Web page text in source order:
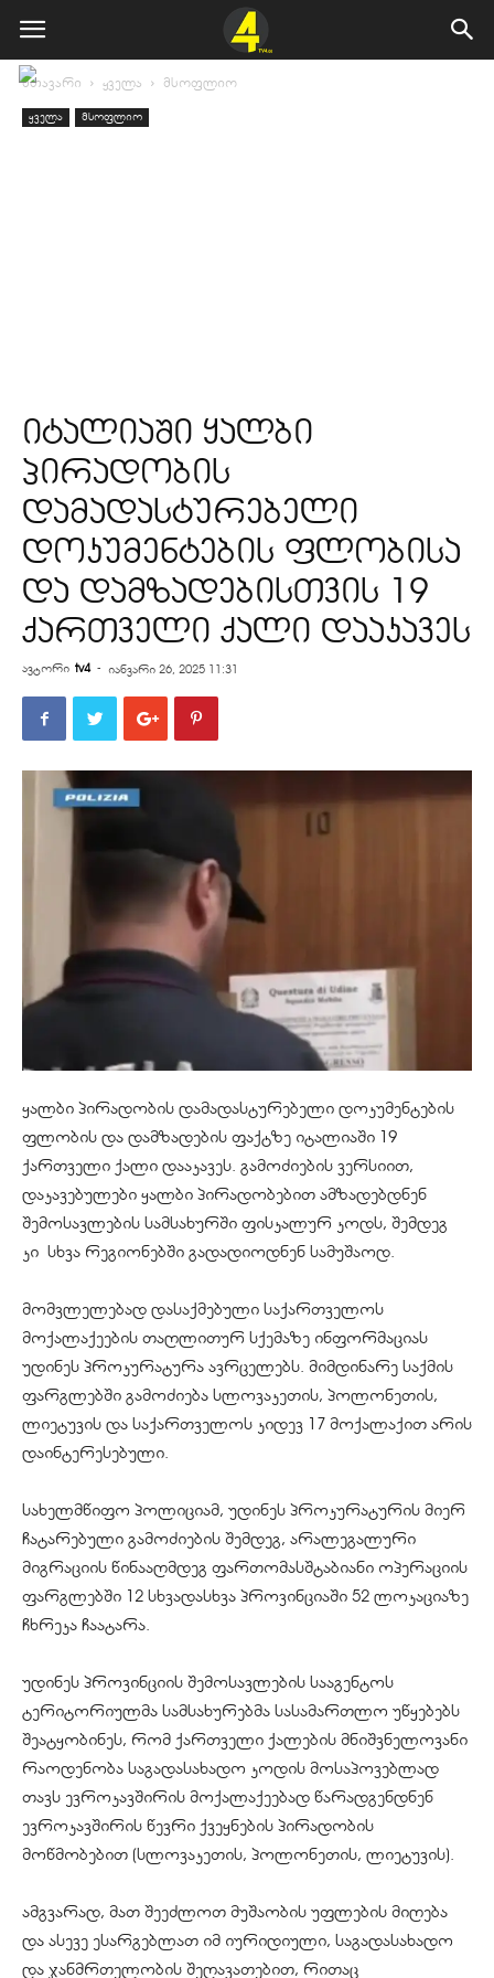
მთავარი ყველა მსოფლიო
ყველა მსოფლიო
იტალიაში ყალბი
პირადობის
დამადასტურებელი
დოკუმენტების ფლობისა
და დამზადებისთვის 19
ქართველი ქალი დააკავეს
ავტორი tv4 - იანვარი 26, 2025 11:31
ყალბი პირადობის დამადასტურებელი დოკუმენტების
ფლობის და დამზადების ფაქტზე იტალიაში 19
ქართველი ქალი დააკავეს. გამოძიების ვერსიით,
დაკავებულები ყალბი პირადობებით ამზადებდნენ
შემოსავლების სამსახურში ფისკალურ კოდს, შემდეგ
კი სხვა რეგიონებში გადადიოდნენ სამუშაოდ.
მომვლელებად დასაქმებული საქართველოს
მოქალაქეების თაღლითურ სქემაზე ინფორმაციას
უდინეს პროკურატურა ავრცელებს. მიმდინარე საქმის
ფარგლებში გამოძიება სლოვაკეთის, პოლონეთის,
ლიეტუვის და საქართველოს კიდევ 17 მოქალაქით არის
დაინტერესებული.
სახელმწიფო პოლიციამ, უდინეს პროკურატურის მიერ
ჩატარებული გამოძიების შემდეგ, არალეგალური
მიგრაციის წინააღმდეგ ფართომასშტაბიანი ოპერაციის
ფარგლებში 12 სხვადასხვა პროვინციაში 52 ლოკაციაზე
ჩხრეკა ჩაატარა.
უდინეს პროვინციის შემოსავლების სააგენტოს
ტერიტორიულმა სამსახურებმა სასამართლო უწყებებს
შეატყობინეს, რომ ქართველი ქალების მნიშვნელოვანი
რაოდენობა საგადასახადო კოდის მოსაპოვებლად
თავს ევროკავშირის მოქალაქეებად წარადგენდნენ
ევროკავშირის წევრი ქვეყნების პირადობის
მოწმობებით (სლოვაკეთის, პოლონეთის, ლიეტუვის).
ამგვარად, მათ შეეძლოთ მუშაობის უფლების მიღება
და ასევე ესარგებლათ იმ იურიდიული, საგადასახადო
და ჯანმრთელობის შეღავათებით, რითაც